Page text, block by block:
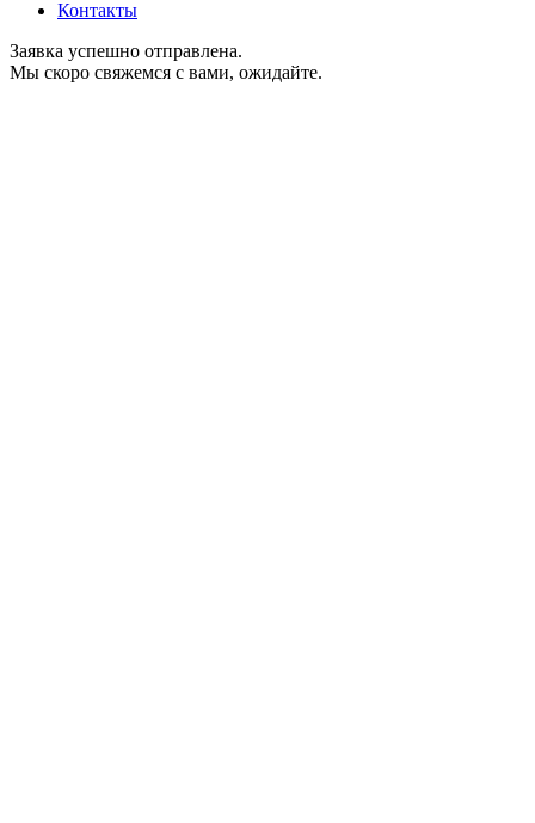
Контакты
Заявка успешно отправлена.
Мы скоро свяжемся с вами, ожидайте.